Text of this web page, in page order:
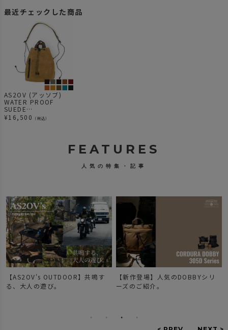
最近チェックした商品
AS2OV (アッソブ)
WATER PROOF
SUEDE
DRAWSTRING BAG /
巾着 バッグ
¥16,500 （税込）
FEATURES
人気の特集・記事
【AS2OV's OUTDOOR】共鳴す
る、大人の遊び。
【新作登場】人気のDOBBYシリ
ーズのご紹介。